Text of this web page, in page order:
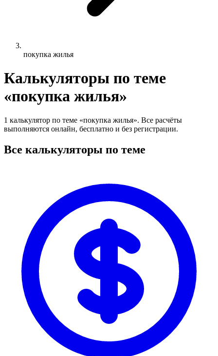
покупка жилья
Калькуляторы по теме
«покупка жилья»
1 калькулятор по теме «покупка жилья». Все расчёты
выполняются онлайн, бесплатно и без регистрации.
Все калькуляторы по теме